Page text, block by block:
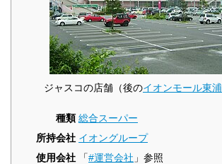
ジャスコの店舗（後のイオンモール東浦
種類 総合スーパー
所持会社 イオングループ
使用会社
「#運営会社 」参照